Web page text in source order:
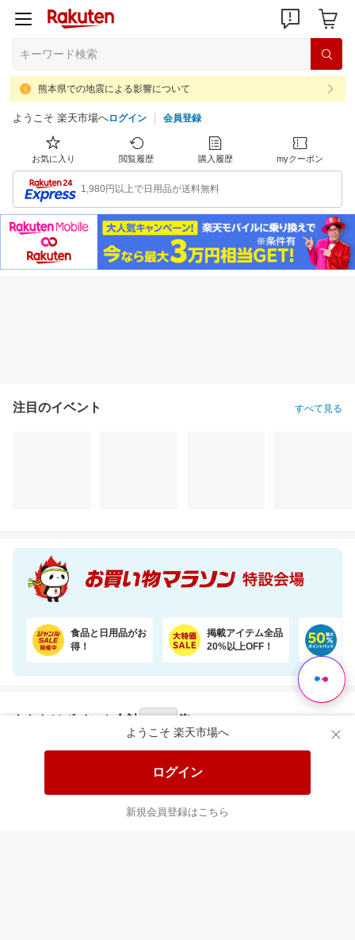
熊本県での地震による影響について
ようこそ 楽天市場へログイン 会員登録
お気に入り 閲覧履歴 購入履歴 myクーポン
1,980円以上で日用品が送料無料
ようこそ 楽天市場へ
ログイン
新規会員登録はこちら
注目のイベント すべて見る
食品と日用品がお
得！
掲載アイテム全品
20%以上OFF！
あなたはポイント 合計 倍